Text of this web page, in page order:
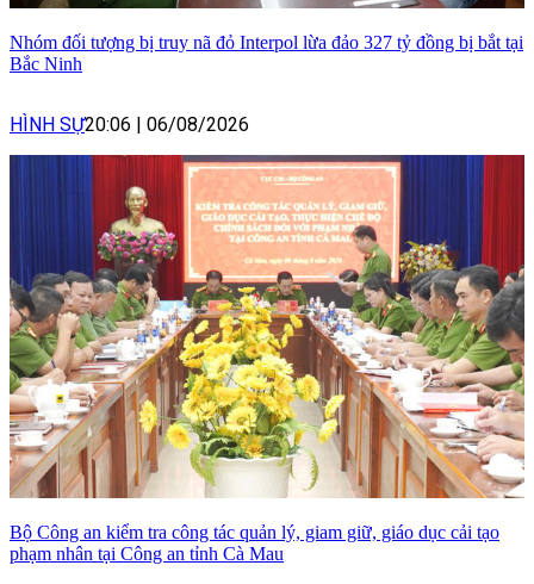
Nhóm đối tượng bị truy nã đỏ Interpol lừa đảo 327 tỷ đồng bị bắt tại
Bắc Ninh
HÌNH SỰ20:06 06/08/2026
Bộ Công an kiểm tra công tác quản lý, giam giữ, giáo dục cải tạo
phạm nhân tại Công an tỉnh Cà Mau